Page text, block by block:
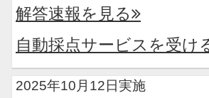
解答速報を見る
自動採点サービスを受け
2025年10月12日実施